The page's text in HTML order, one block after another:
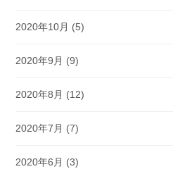
2020年10月 (5)
2020年9月 (9)
2020年8月 (12)
2020年7月 (7)
2020年6月 (3)